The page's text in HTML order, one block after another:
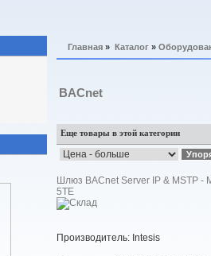
Главная » Каталог »
BACnet
Еще товары в этой категории
Шлюз BACnet Server IP & MSTP -
5TE
Производитель: Intesis